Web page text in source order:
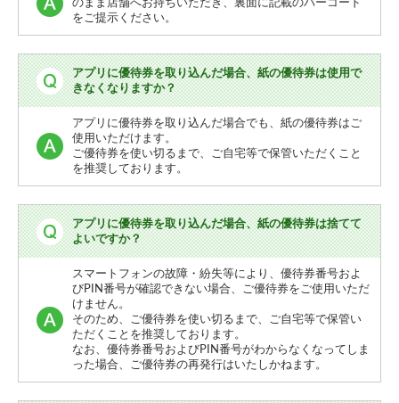
のまま店舗へお持ちいただき、裏面に記載のバーコード
をご提示ください。
アプリに優待券を取り込んだ場合、紙の優待券は使用で
きなくなりますか？
アプリに優待券を取り込んだ場合でも、紙の優待券はご
使用いただけます。
ご優待券を使い切るまで、ご自宅等で保管いただくこと
を推奨しております。
アプリに優待券を取り込んだ場合、紙の優待券は捨てて
よいですか？
スマートフォンの故障・紛失等により、優待券番号およ
びPIN番号が確認できない場合、ご優待券をご使用いただ
けません。
そのため、ご優待券を使い切るまで、ご自宅等で保管い
ただくことを推奨しております。
なお、優待券番号およびPIN番号がわからなくなってしま
った場合、ご優待券の再発行はいたしかねます。